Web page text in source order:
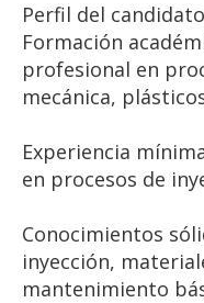
Perfil del
Formación
profesional en
mecánica,
Experiencia
en procesos de
Conocimientos
inyección,
mantenimiento